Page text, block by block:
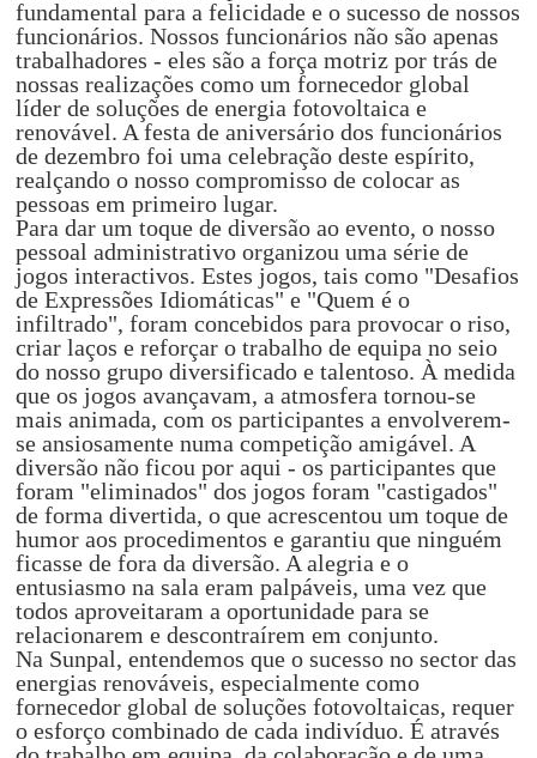
fundamental para a felicidade e o sucesso de nossos
funcionários. Nossos funcionários não são apenas
trabalhadores - eles são a força motriz por trás de
nossas realizações como um fornecedor global
líder de soluções de energia fotovoltaica e
renovável. A festa de aniversário dos funcionários
de dezembro foi uma celebração deste espírito,
realçando o nosso compromisso de colocar as
pessoas em primeiro lugar.
Para dar um toque de diversão ao evento, o nosso
pessoal administrativo organizou uma série de
jogos interactivos. Estes jogos, tais como "Desafios
de Expressões Idiomáticas" e "Quem é o
infiltrado", foram concebidos para provocar o riso,
criar laços e reforçar o trabalho de equipa no seio
do nosso grupo diversificado e talentoso. À medida
que os jogos avançavam, a atmosfera tornou-se
mais animada, com os participantes a envolverem-
se ansiosamente numa competição amigável. A
diversão não ficou por aqui - os participantes que
foram "eliminados" dos jogos foram "castigados"
de forma divertida, o que acrescentou um toque de
humor aos procedimentos e garantiu que ninguém
ficasse de fora da diversão. A alegria e o
entusiasmo na sala eram palpáveis, uma vez que
todos aproveitaram a oportunidade para se
relacionarem e descontraírem em conjunto.
Na Sunpal, entendemos que o sucesso no sector das
energias renováveis, especialmente como
fornecedor global de soluções fotovoltaicas, requer
o esforço combinado de cada indivíduo. É através